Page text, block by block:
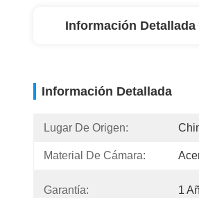
Información Detallada
Información Detallada
Lugar De Origen:
Material De Cámara:
Garantía: 1